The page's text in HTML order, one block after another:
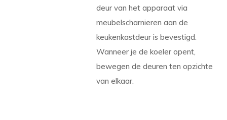
deur van het apparaat via
meubelscharnieren aan de
keukenkastdeur is bevestigd.
Wanneer je de koeler opent,
bewegen de deuren ten opzichte
van elkaar.